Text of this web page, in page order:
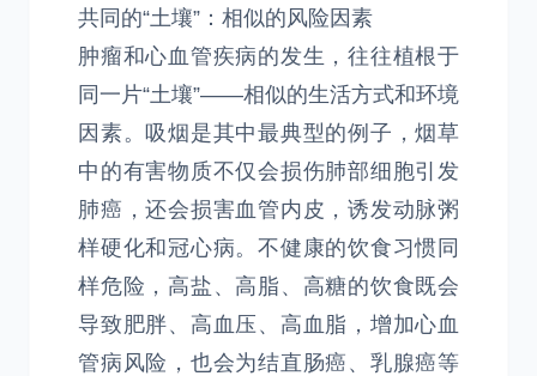
共同的“土壤”：相似的风险因素
肿瘤和心血管疾病的发生，往往植根于
同一片“土壤”——相似的生活方式和环境
因素。吸烟是其中最典型的例子，烟草
中的有害物质不仅会损伤肺部细胞引发
肺癌，还会损害血管内皮，诱发动脉粥
样硬化和冠心病。不健康的饮食习惯同
样危险，高盐、高脂、高糖的饮食既会
导致肥胖、高血压、高血脂，增加心血
管病风险，也会为结直肠癌、乳腺癌等